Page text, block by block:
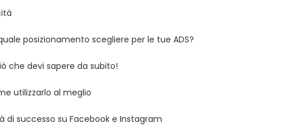
posizionamento scegliere per le tue ADS?
che devi sapere da subito!
utilizzarlo al meglio
di successo su Facebook e Instagram